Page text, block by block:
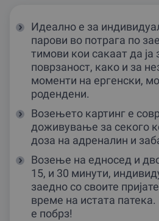
Идеално е за
парови во потрага по
тимови кои сакаат да ја
поврзаност, како и за
моменти на ергенски,
родендени.
Возењето картинг е
доживување за секого
доза на адреналин и
Возење на едносед и
15, и 30 минути,
заедно со своите
време на истата
е побрз!